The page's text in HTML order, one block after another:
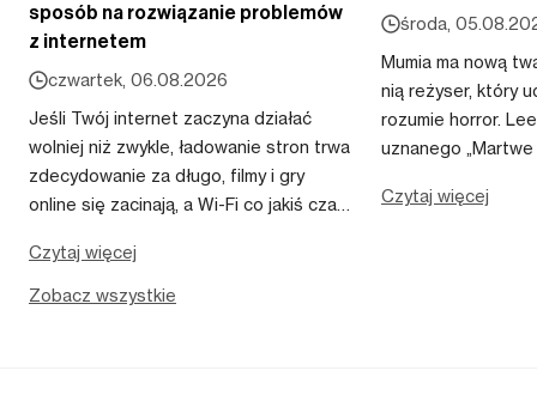
sposób na rozwiązanie problemów
z internetem
czwartek, 06.08.2026
Jeśli Twój internet zaczyna działać
wolniej niż zwykle, ładowanie stron trwa
zdecydowanie za długo, filmy i gry
online się zacinają, a Wi-Fi co jakiś czas
wykonać jedną prostą czynność –
zrestartować router. To rozwiąza...
Czytaj więcej
środa,
Mumia ma nową
nią reżyser, który
rozumie horror.
uznanego
najsłynniejszych
Czytaj więcej
Zobacz wszystkie